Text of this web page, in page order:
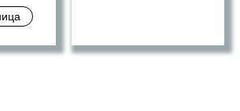
ден 18,980.00.
is: